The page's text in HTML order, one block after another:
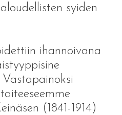
syiden
ihannoivana
Vastapainoksi
(1841-1914)